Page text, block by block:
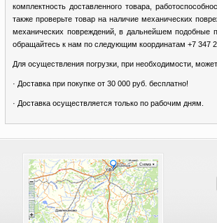
комплектность доставленного товара,
также проверьте товар на наличие механических
механических повреждений, в дальнейшем подобные
обращайтесь к нам по следующим координатам +7 347
Для осуществления погрузки, при необходимости,
· Доставка при покупке от 30 000 руб. бесплатно!
· Доставка осуществляется только по рабочим дням.